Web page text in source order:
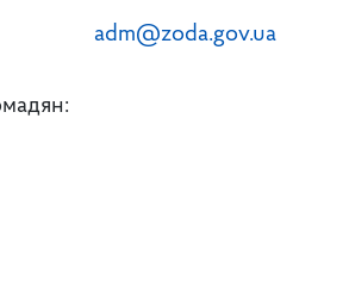
adm@zoda.gov.ua